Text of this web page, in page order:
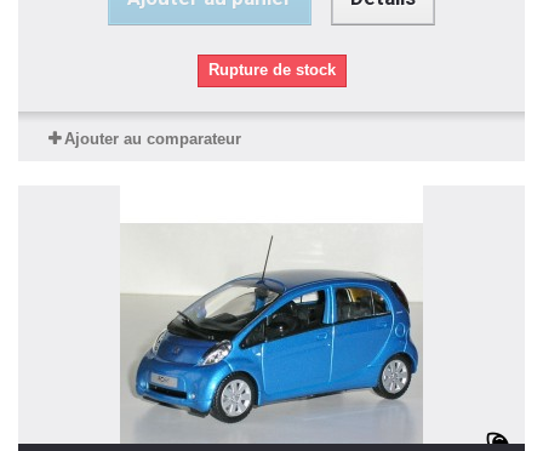
Rupture de stock
Ajouter au comparateur